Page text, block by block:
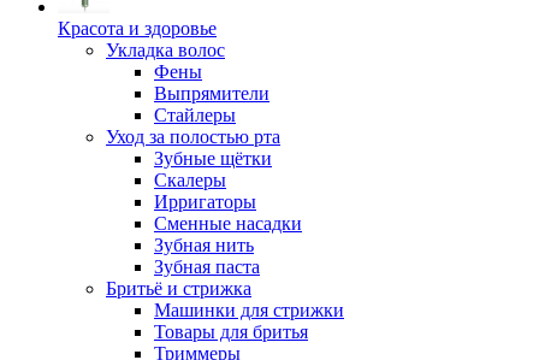
Красота и здоровье
Укладка волос
Фены
Выпрямители
Стайлеры
Уход за полостью рта
Зубные щётки
Скалеры
Ирригаторы
Сменные насадки
Зубная нить
Зубная паста
Бритьё и стрижка
Машинки для стрижки
Товары для бритья
Триммеры